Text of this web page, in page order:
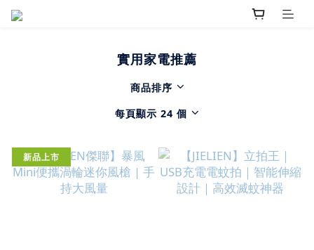
實用家電推薦
商品排序
每頁顯示 24 個
新品上市